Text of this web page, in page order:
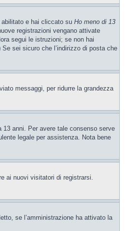
e hai cliccato su Ho meno di 13
registrazioni vengano attivate
segui le istruzioni; se non hai
sei sicuro che l’indirizzo di posta che
messaggi, per ridurre la grandezza
anni. Per avere tale consenso serve
legale per assistenza. Nota bene
ai nuovi visitatori di registrarsi.
se l’amministrazione ha attivato la